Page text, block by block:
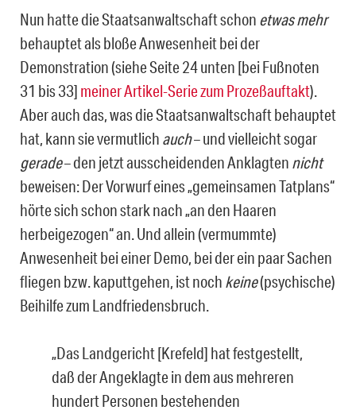
Nun hatte die Staatsanwaltschaft schon etwas mehr
behauptet als bloße Anwesenheit bei der
Demonstration (siehe Seite 24 unten [bei Fußnoten
31 bis 33] meiner Artikel-Serie zum Prozeßauftakt).
Aber auch das, was die Staatsanwaltschaft behauptet
hat, kann sie vermutlich auch– und vielleicht sogar
gerade– den jetzt ausscheidenden Anklagten nicht
beweisen: Der Vorwurf eines „gemeinsamen Tatplans“
hörte sich schon stark nach „an den Haaren
herbeigezogen“ an. Und allein (vermummte)
Anwesenheit bei einer Demo, bei der ein paar Sachen
fliegen bzw. kaputtgehen, ist noch keine(psychische)
Beihilfe zum Landfriedensbruch.
„Das Landgericht [Krefeld] hat festgestellt,
daß der Angeklagte in dem aus mehre­ren
hundert Personen bestehenden